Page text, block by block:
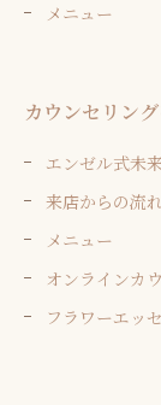
メニュー
カウンセリン
エンゼル式未
来店からの流れ
メニュー
オンラインカ
フラワーエッ